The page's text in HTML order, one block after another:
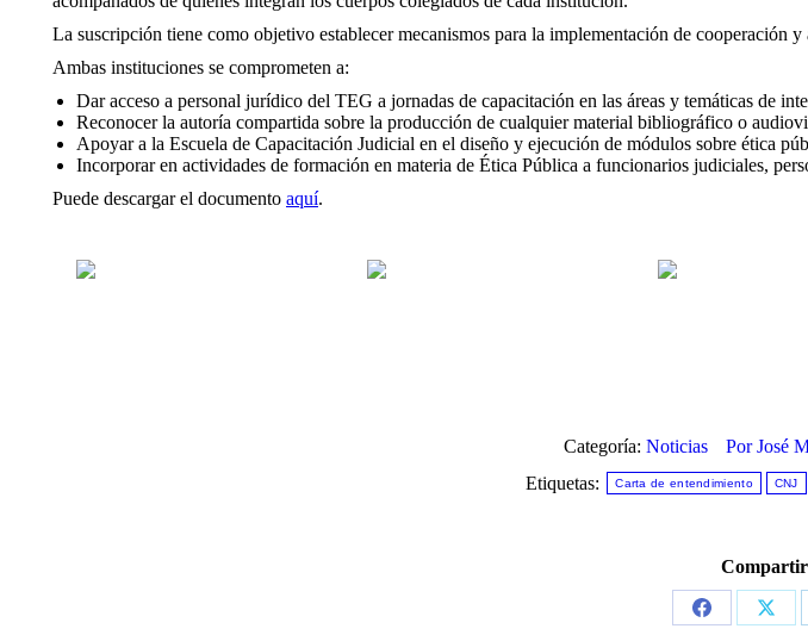
La suscripción tiene como objetivo establecer mecanismos para la implementación de cooperación
Ambas instituciones se comprometen a:
Dar acceso a personal jurídico del TEG a jornadas de capacitación en las áreas y temáticas de
Reconocer la autoría compartida sobre la producción de cualquier material bibliográfico o
Apoyar a la Escuela de Capacitación Judicial en el diseño y ejecución de módulos sobre ética
Incorporar en actividades de formación en materia de Ética Pública a funcionarios judiciales,
Puede descargar el documento aquí.
Categoría: Noticias PorJosé
Etiquetas:
Carta de entendimiento CNJ
Compartir
Share
Share